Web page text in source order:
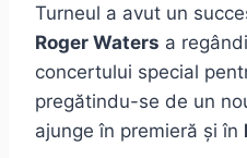
Turneul a avut un
Roger Waters a
concertului special
pregătindu-se de un
ajunge în premieră și în